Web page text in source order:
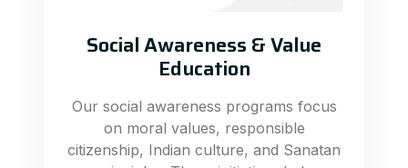
Social Awareness & Value
Education
Our social awareness programs focus
on moral values, responsible
citizenship, Indian culture, and Sanatan